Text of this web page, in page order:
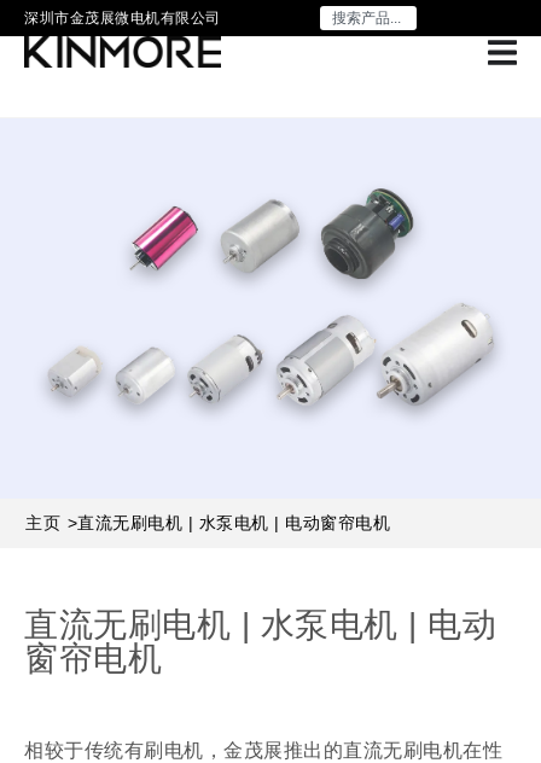
深圳市金茂展微电机有限公司
主页 >直流无刷电机 | 水泵电机 | 电动窗帘电机
直流无刷电机 | 水泵电机 | 电动
窗帘电机
相较于传统有刷电机，金茂展推出的直流无刷电机在性